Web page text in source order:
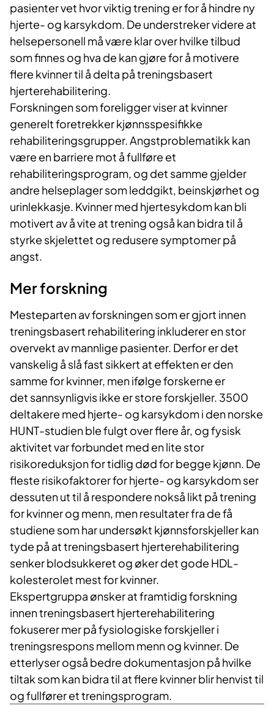
pasienter vet hvor viktig trening er for å hindre ny
hjerte- og karsykdom. De understreker videre at
helsepersonell må være klar over hvilke tilbud
som finnes og hva de kan gjøre for å motivere
flere kvinner til å delta på treningsbasert
hjerterehabilitering.
Forskningen som foreligger viser at kvinner
generelt foretrekker kjønnsspesifikke
rehabiliteringsgrupper. Angstproblematikk kan
være en barriere mot å fullføre et
rehabiliteringsprogram, og det samme gjelder
andre helseplager som leddgikt, beinskjørhet og
urinlekkasje. Kvinner med hjertesykdom kan bli
motivert av å vite at trening også kan bidra til å
styrke skjelettet og redusere symptomer på
angst.
Mer forskning
Mesteparten av forskningen som er gjort innen
treningsbasert rehabilitering inkluderer en stor
overvekt av mannlige pasienter. Derfor er det
vanskelig å slå fast sikkert at effekten er den
samme for kvinner, men ifølge forskerne er
det sannsynligvis ikke er store forskjeller. 3500
deltakere med hjerte- og karsykdom i den norske
HUNT-studien ble fulgt over flere år, og fysisk
aktivitet var forbundet med en lite stor
risikoreduksjon for tidlig død for begge kjønn. De
fleste risikofaktorer for hjerte- og karsykdom ser
dessuten ut til å respondere nokså likt på trening
for kvinner og menn, men resultater fra de få
studiene som har undersøkt kjønnsforskjeller kan
tyde på at treningsbasert hjerterehabilitering
senker blodsukkeret og øker det gode HDL-
kolesterolet mest for kvinner.
Ekspertgruppa ønsker at framtidig forskning
innen treningsbasert hjerterehabilitering
fokuserer mer på fysiologiske forskjeller i
treningsrespons mellom menn og kvinner. De
etterlyser også bedre dokumentasjon på hvilke
tiltak som kan bidra til at flere kvinner blir henvist til
og fullfører et treningsprogram.